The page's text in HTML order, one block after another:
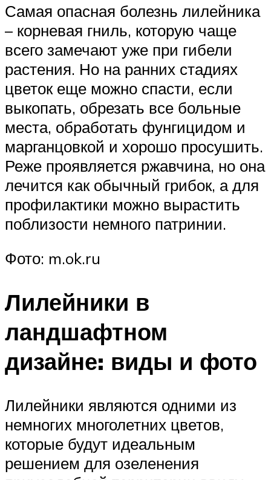
Самая опасная болезнь лилейника
– корневая гниль, которую чаще
всего замечают уже при гибели
растения. Но на ранних стадиях
цветок еще можно спасти, если
выкопать, обрезать все больные
места, обработать фунгицидом и
марганцовкой и хорошо просушить.
Реже проявляется ржавчина, но она
лечится как обычный грибок, а для
профилактики можно вырастить
поблизости немного патринии.
Фото: m.ok.ru
Лилейники в
ландшафтном
дизайне: виды и фото
Лилейники являются одними из
немногих многолетних цветов,
которые будут идеальным
решением для озеленения